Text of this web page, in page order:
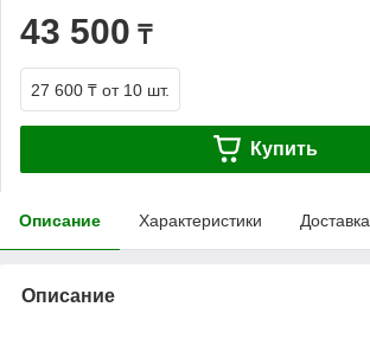
43 500 ₸
27 600 ₸ от 10 шт.
Купить
Описание Характеристики Доставка
Описание